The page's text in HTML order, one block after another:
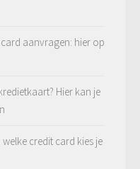
aanvragen: hier op
Hier kan je
credit card kies je